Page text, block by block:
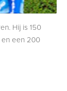
Hij is 150
en een 200